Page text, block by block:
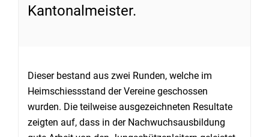
Kantonalmeister.
Dieser bestand aus zwei Runden, welche im
Heimschiessstand der Vereine geschossen
wurden. Die teilweise ausgezeichneten Resultate
zeigten auf, dass in der Nachwuchsausbildung